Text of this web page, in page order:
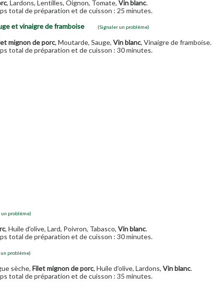
, Lardons, Lentilles, Oignon, Tomate, Vin blanc.
total de préparation et de cuisson : 25 minutes.
et vinaigre de framboise
(Signaler un problème)
mignon de porc, Moutarde, Sauge, Vin blanc, Vinaigre de framboise.
total de préparation et de cuisson : 30 minutes.
un problème)
, Huile d'olive, Lard, Poivron, Tabasco, Vin blanc.
total de préparation et de cuisson : 30 minutes.
problème)
sèche, Filet mignon de porc, Huile d'olive, Lardons, Vin blanc.
total de préparation et de cuisson : 35 minutes.